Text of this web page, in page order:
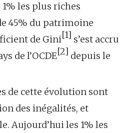
1% les plus riches
45% du patrimoine
de Gini[1] s’est accru
de l’OCDE[2] depuis le
de cette évolution sont
des inégalités, et
Aujourd’hui les 1% les